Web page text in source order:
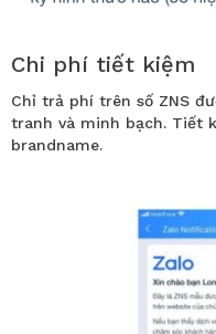
Chi phí tiết kiệm
Chỉ trả phí trên số ZNS
tranh và minh bạch. Tiết
brandname.